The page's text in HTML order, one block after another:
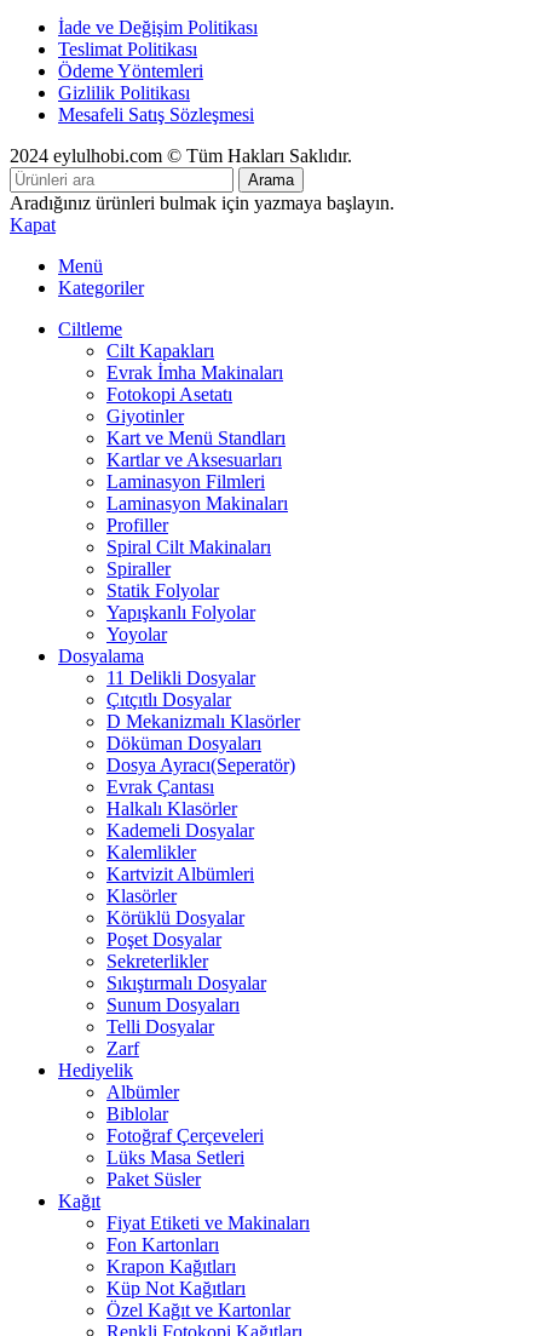
İade ve Değişim Politikası
Teslimat Politikası
Ödeme Yöntemleri
Gizlilik Politikası
Mesafeli Satış Sözleşmesi
2024 eylulhobi.com © Tüm Hakları Saklıdır.
Arama
Aradığınız ürünleri bulmak için yazmaya başlayın.
Kapat
Menü
Kategoriler
Ciltleme
Cilt Kapakları
Evrak İmha Makinaları
Fotokopi Asetatı
Giyotinler
Kart ve Menü Standları
Kartlar ve Aksesuarları
Laminasyon Filmleri
Laminasyon Makinaları
Profiller
Spiral Cilt Makinaları
Spiraller
Statik Folyolar
Yapışkanlı Folyolar
Yoyolar
Dosyalama
11 Delikli Dosyalar
Çıtçıtlı Dosyalar
D Mekanizmalı Klasörler
Döküman Dosyaları
Dosya Ayracı(Seperatör)
Evrak Çantası
Halkalı Klasörler
Kademeli Dosyalar
Kalemlikler
Kartvizit Albümleri
Klasörler
Körüklü Dosyalar
Poşet Dosyalar
Sekreterlikler
Sıkıştırmalı Dosyalar
Sunum Dosyaları
Telli Dosyalar
Zarf
Hediyelik
Albümler
Biblolar
Fotoğraf Çerçeveleri
Lüks Masa Setleri
Paket Süsler
Kağıt
Fiyat Etiketi ve Makinaları
Fon Kartonları
Krapon Kağıtları
Küp Not Kağıtları
Özel Kağıt ve Kartonlar